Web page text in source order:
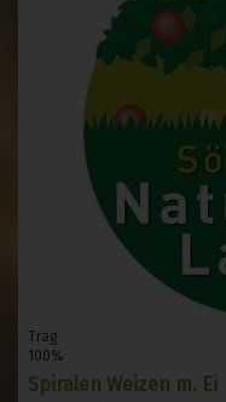
Trag
100%
Spiralen Weizen m. Ei